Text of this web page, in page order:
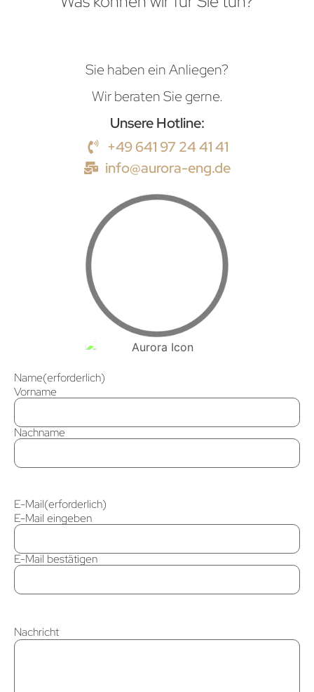
Sie haben ein Anliegen?
Wir beraten Sie gerne.
Unsere Hotline:
+49 641 97 24 41 41
info@aurora-eng.de
Name(erforderlich)
Vorname
Nachname
E-Mail(erforderlich)
E-Mail eingeben
E-Mail bestätigen
Nachricht